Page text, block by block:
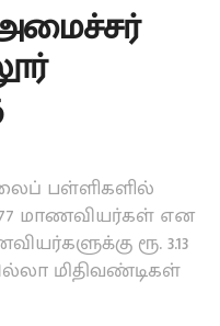
பள்ளிகளில்
மாணவியர்கள் என
ரூ. 3.13
மிதிவண்டிகள்